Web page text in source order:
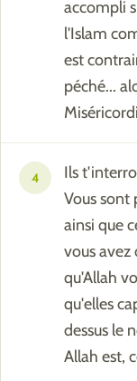
accompli
l'Islam
est
péché...
4
Ils
Vous sont
ainsi que
vous avez
qu'Allah
qu'elles
dessus le
Allah est,